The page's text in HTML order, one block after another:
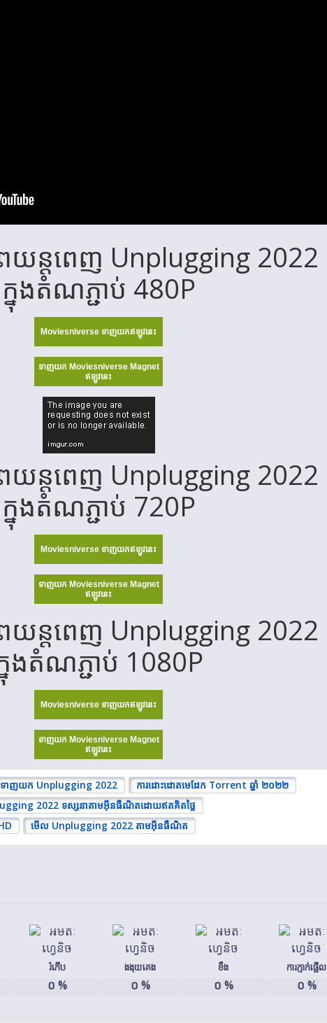
ន្តពេញ Unplugging 2022
ក្នុងតំណភ្ជាប់ 480P
Moviesniverse ទាញយកឥឡូវនេះ
ទាញយក Moviesniverse Magnet
ឥឡូវនេះ
ន្តពេញ Unplugging 2022
ក្នុងតំណភ្ជាប់ 720P
Moviesniverse ទាញយកឥឡូវនេះ
ទាញយក Moviesniverse Magnet
ឥឡូវនេះ
ន្តពេញ Unplugging 2022
នុងតំណភ្ជាប់ 1080P
Moviesniverse ទាញយកឥឡូវនេះ
ទាញយក Moviesniverse Magnet
ឥឡូវនេះ
ទាញយក Unplugging 2022
ការដោះដោតមេដែក Torrent ឆ្នាំ ២០២២
2022 ទស្សនាតាមអ៊ីនធឺណិតដោយឥតគិតថ្លៃ
មើល Unplugging 2022 តាមអ៊ីនធឺណិត
រំភើប
០ %
ងងុយគេង
០ %
ខឹង
០ %
ការភ្ញាក់ផ្អើល
០ %